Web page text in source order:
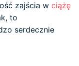
zajścia w ciążę
to
serdecznie